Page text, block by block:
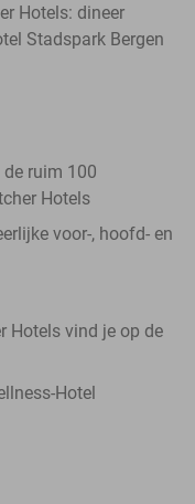
Hotels: dineer
Stadspark Bergen
ruim 100
Hotels
voor-, hoofd- en
Hotels vind je op de
Hotel